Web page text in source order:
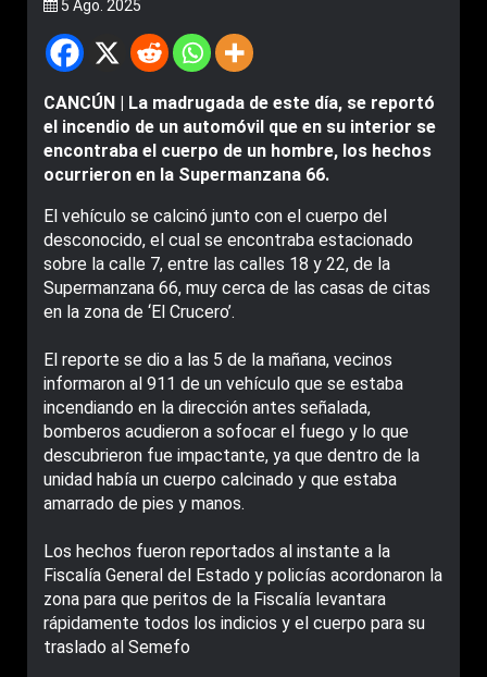
5 Ago. 2025
CANCÚN | La madrugada de este día, se reportó
el incendio de un automóvil que en su interior se
encontraba el cuerpo de un hombre, los hechos
ocurrieron en la Supermanzana 66.
El vehículo se calcinó junto con el cuerpo del
desconocido, el cual se encontraba estacionado
sobre la calle 7, entre las calles 18 y 22, de la
Supermanzana 66, muy cerca de las casas de citas
en la zona de ‘El Crucero’.
El reporte se dio a las 5 de la mañana, vecinos
informaron al 911 de un vehículo que se estaba
incendiando en la dirección antes señalada,
bomberos acudieron a sofocar el fuego y lo que
descubrieron fue impactante, ya que dentro de la
unidad había un cuerpo calcinado y que estaba
amarrado de pies y manos.
Los hechos fueron reportados al instante a la
Fiscalía General del Estado y policías acordonaron la
zona para que peritos de la Fiscalía levantara
rápidamente todos los indicios y el cuerpo para su
traslado al Semefo